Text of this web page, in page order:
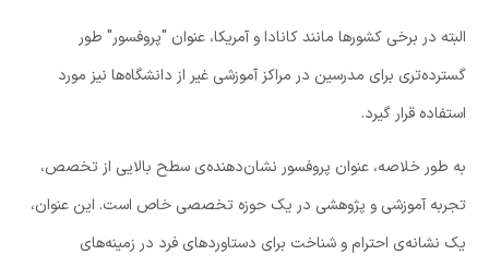
البته در برخی کشورها مانند کانادا و آمریکا، عنوان "پروفسور" طور
گسترده‌تری برای مدرسین در مراکز آموزشی غیر از دانشگاه‌ها نیز مورد
استفاده قرار گیرد.
به طور خلاصه، عنوان پروفسور نشان‌دهنده‌ی سطح بالایی از تخصص،
تجربه آموزشی و پژوهشی در یک حوزه تخصصی خاص است. این عنوان،
یک نشانه‌ی احترام و شناخت برای دستاوردهای فرد در زمینه‌های